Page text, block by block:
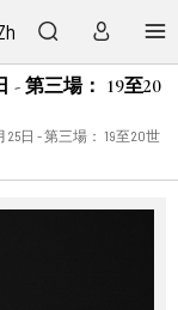
- 第三場： 19至20
日 - 第三場： 19至20世